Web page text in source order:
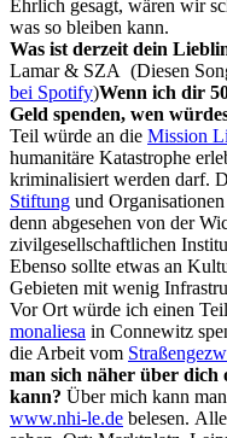
Ehrlich gesagt, wären wir
was so bleiben kann.
Was ist derzeit dein
Lamar & SZA (Diesen
bei Spotify)Wenn ich dir
Geld spenden, wen
Teil würde an die Mission
humanitäre Katastrophe
kriminalisiert werden darf.
Stiftung und
denn abgesehen von der
zivilgesellschaftlichen
Ebenso sollte etwas an
Gebieten mit wenig
Vor Ort würde ich einen
monaliesa in Connewitz
die Arbeit vom
man sich näher über
kann? Über mich kann
www.nhi-le.de belesen.